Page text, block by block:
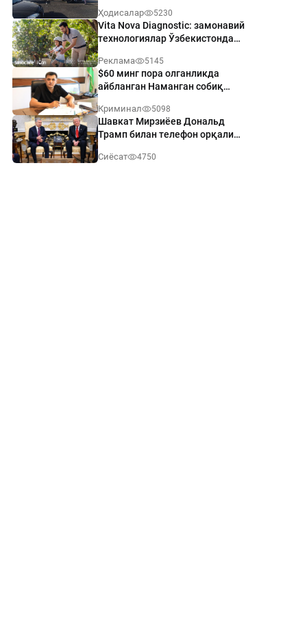
Ҳодисалар 5230
Vita Nova Diagnostic: замонавий
технологиялар Ўзбекистонда
ёрдам бермоқда
Реклама 5145
$60 минг пора олганликда
айбланган Наманган собиқ
Криминал 5098
Шавкат Мирзиёев Дональд
Трамп билан телефон орқали
Сиёсат 4750